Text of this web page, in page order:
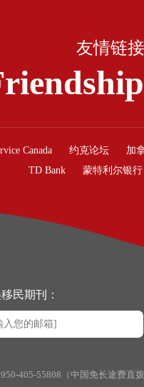
友情链接
Canada 约克论坛 加
TD Bank
蒙特利尔银行
民期刊：
950-405-55808（中国免长途费直拨